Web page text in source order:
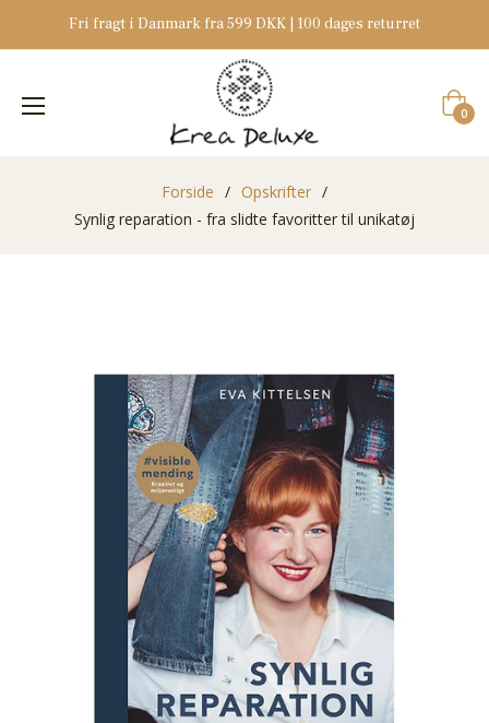
Fri fragt i Danmark fra 599 DKK | 100 dages returret
0
Forside / Opskrifter /
Synlig reparation - fra slidte favoritter til unikatøj